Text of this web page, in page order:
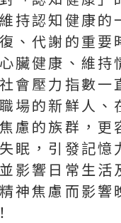
持認知健康的
、代謝的重要
臟健康、維持
會壓力指數一
場的新鮮人、
慮的族群，更
眠，引發記憶
影響日常生活
神焦慮而影響